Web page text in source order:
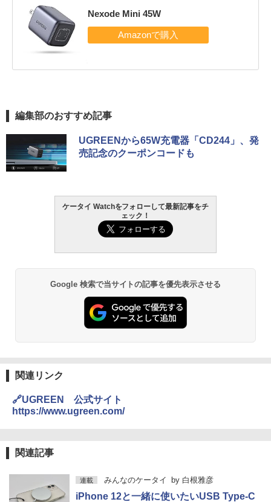
Nexode Mini 45W
編集部のおすすめ記事
UGREENから65W充電器「CD244」、発
売記念のクーポンコードも
ケータイ Watchをフォローして最新記事をチ
ェック！
Google 検索で当サイトの記事を優先表示させる
関連リンク
🔗UGREEN 公式サイト
https://www.ugreen.com/
関連記事
連載 みんなのケータイ by 白根雅彦
iPhone 12と一緒に使いたいUSB Type-C